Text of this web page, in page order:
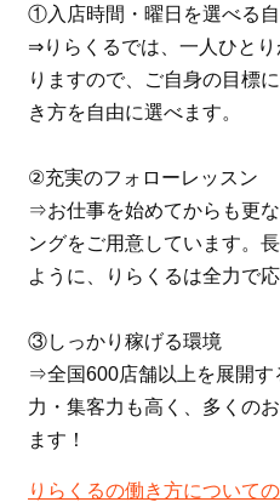
①入店時間・曜日を選べる
⇒りらくるでは、一人ひと
りますので、ご自身の目標
き方を自由に選べます。
②充実のフォローレッスン
⇒お仕事を始めてからも更
ングをご用意しています。
ように、りらくるは全力で応
③しっかり稼げる環境
⇒全国600店舗以上を展開す
力・集客力も高く、多くの
ます！
りらくるの働き方について